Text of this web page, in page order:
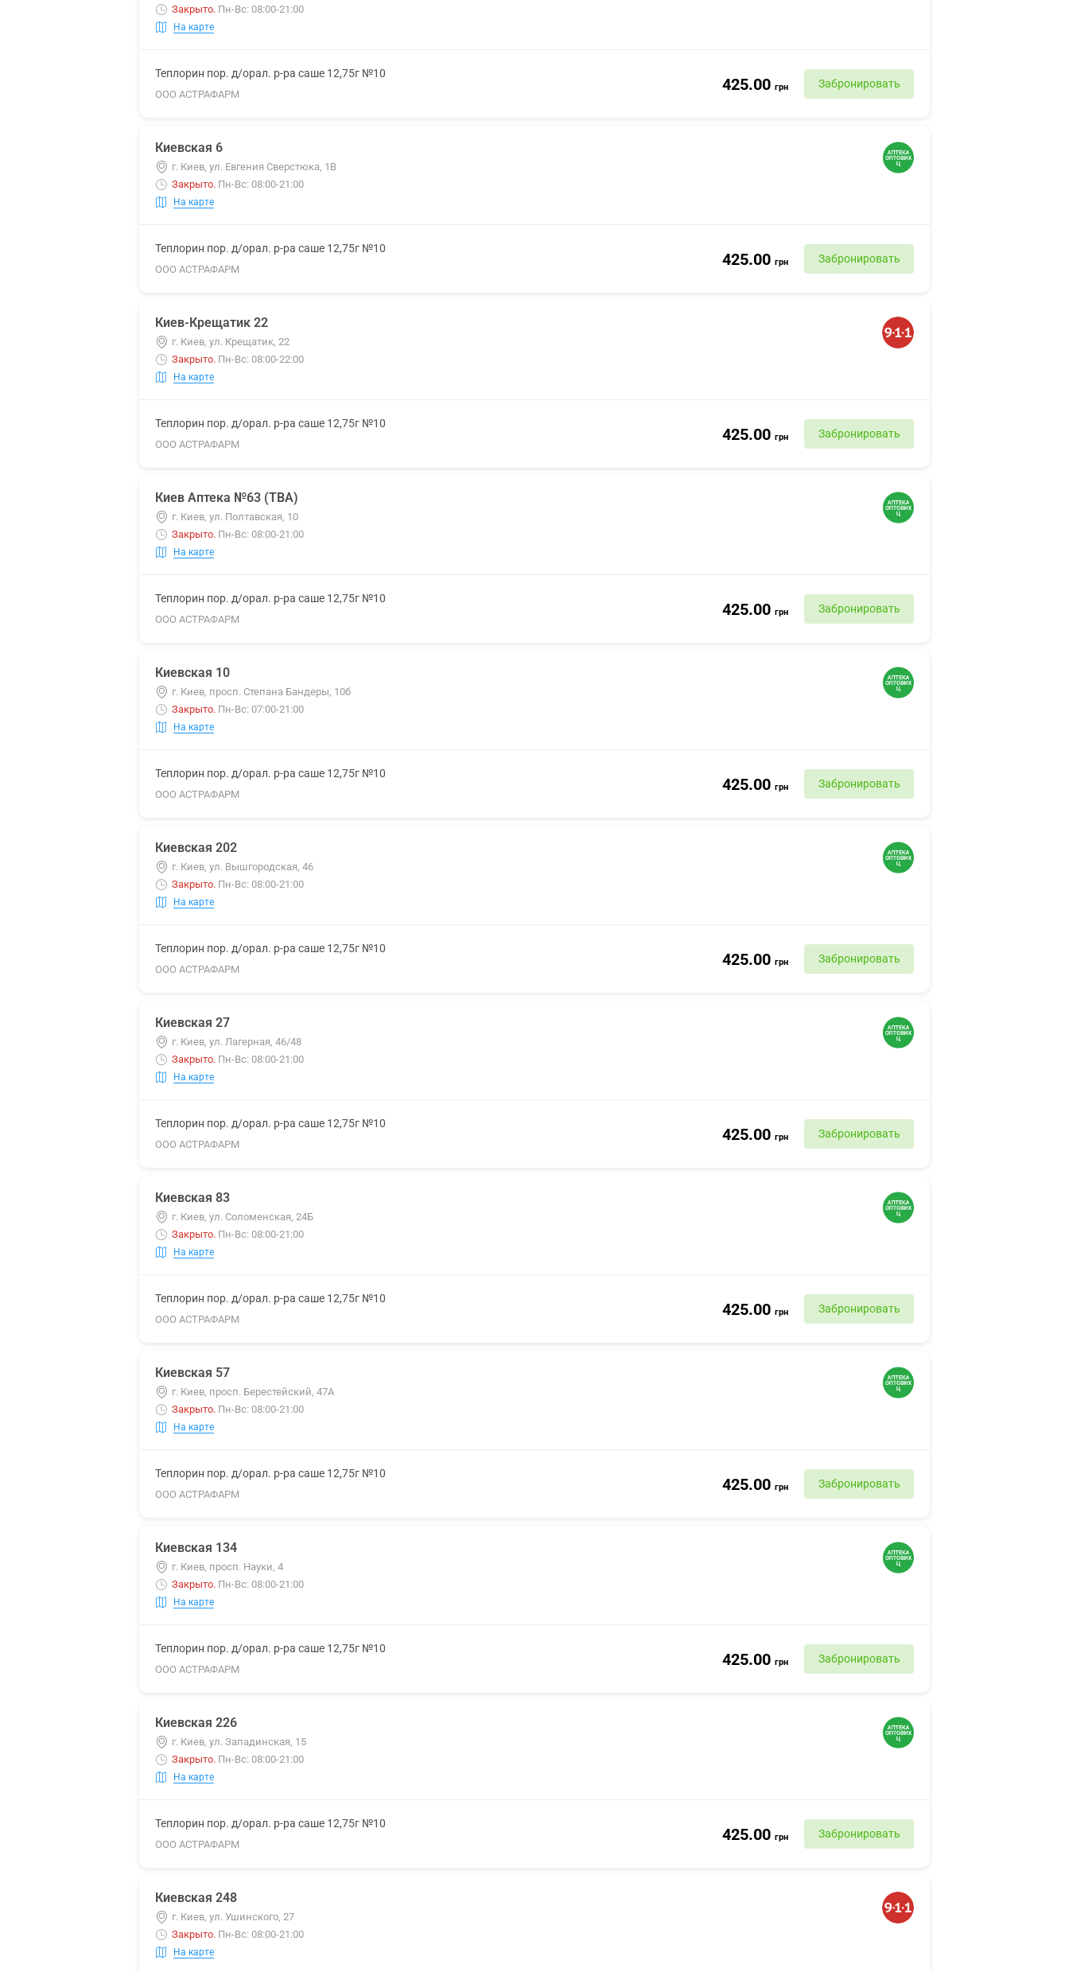
Закрыто. Пн-Вс: 08:00-21:00
На карте
Теплорин пор. д/орал. р-ра саше 12,75г №10
ООО АСТРАФАРМ
425.00 грн Забронировать
Киевская 6
г. Киев, ул. Евгения Сверстюка, 1В
Закрыто. Пн-Вс: 08:00-21:00
На карте
Теплорин пор. д/орал. р-ра саше 12,75г №10
ООО АСТРАФАРМ
425.00 грн Забронировать
Киев-Крещатик 22
г. Киев, ул. Крещатик, 22
Закрыто. Пн-Вс: 08:00-22:00
На карте
Теплорин пор. д/орал. р-ра саше 12,75г №10
ООО АСТРАФАРМ
425.00 грн Забронировать
Киев Аптека №63 (ТВА)
г. Киев, ул. Полтавская, 10
Закрыто. Пн-Вс: 08:00-21:00
На карте
Теплорин пор. д/орал. р-ра саше 12,75г №10
ООО АСТРАФАРМ
425.00 грн Забронировать
Киевская 10
г. Киев, просп. Степана Бандеры, 10б
Закрыто. Пн-Вс: 07:00-21:00
На карте
Теплорин пор. д/орал. р-ра саше 12,75г №10
ООО АСТРАФАРМ
425.00 грн Забронировать
Киевская 202
г. Киев, ул. Вышгородская, 46
Закрыто. Пн-Вс: 08:00-21:00
На карте
Теплорин пор. д/орал. р-ра саше 12,75г №10
ООО АСТРАФАРМ
425.00 грн Забронировать
Киевская 27
г. Киев, ул. Лагерная, 46/48
Закрыто. Пн-Вс: 08:00-21:00
На карте
Теплорин пор. д/орал. р-ра саше 12,75г №10
ООО АСТРАФАРМ
425.00 грн Забронировать
Киевская 83
г. Киев, ул. Соломенская, 24Б
Закрыто. Пн-Вс: 08:00-21:00
На карте
Теплорин пор. д/орал. р-ра саше 12,75г №10
ООО АСТРАФАРМ
425.00 грн Забронировать
Киевская 57
г. Киев, просп. Берестейский, 47А
Закрыто. Пн-Вс: 08:00-21:00
На карте
Теплорин пор. д/орал. р-ра саше 12,75г №10
ООО АСТРАФАРМ
425.00 грн Забронировать
Киевская 134
г. Киев, просп. Науки, 4
Закрыто. Пн-Вс: 08:00-21:00
На карте
Теплорин пор. д/орал. р-ра саше 12,75г №10
ООО АСТРАФАРМ
425.00 грн Забронировать
Киевская 226
г. Киев, ул. Западинская, 15
Закрыто. Пн-Вс: 08:00-21:00
На карте
Теплорин пор. д/орал. р-ра саше 12,75г №10
ООО АСТРАФАРМ
425.00 грн Забронировать
Киевская 248
г. Киев, ул. Ушинского, 27
Закрыто. Пн-Вс: 08:00-21:00
На карте